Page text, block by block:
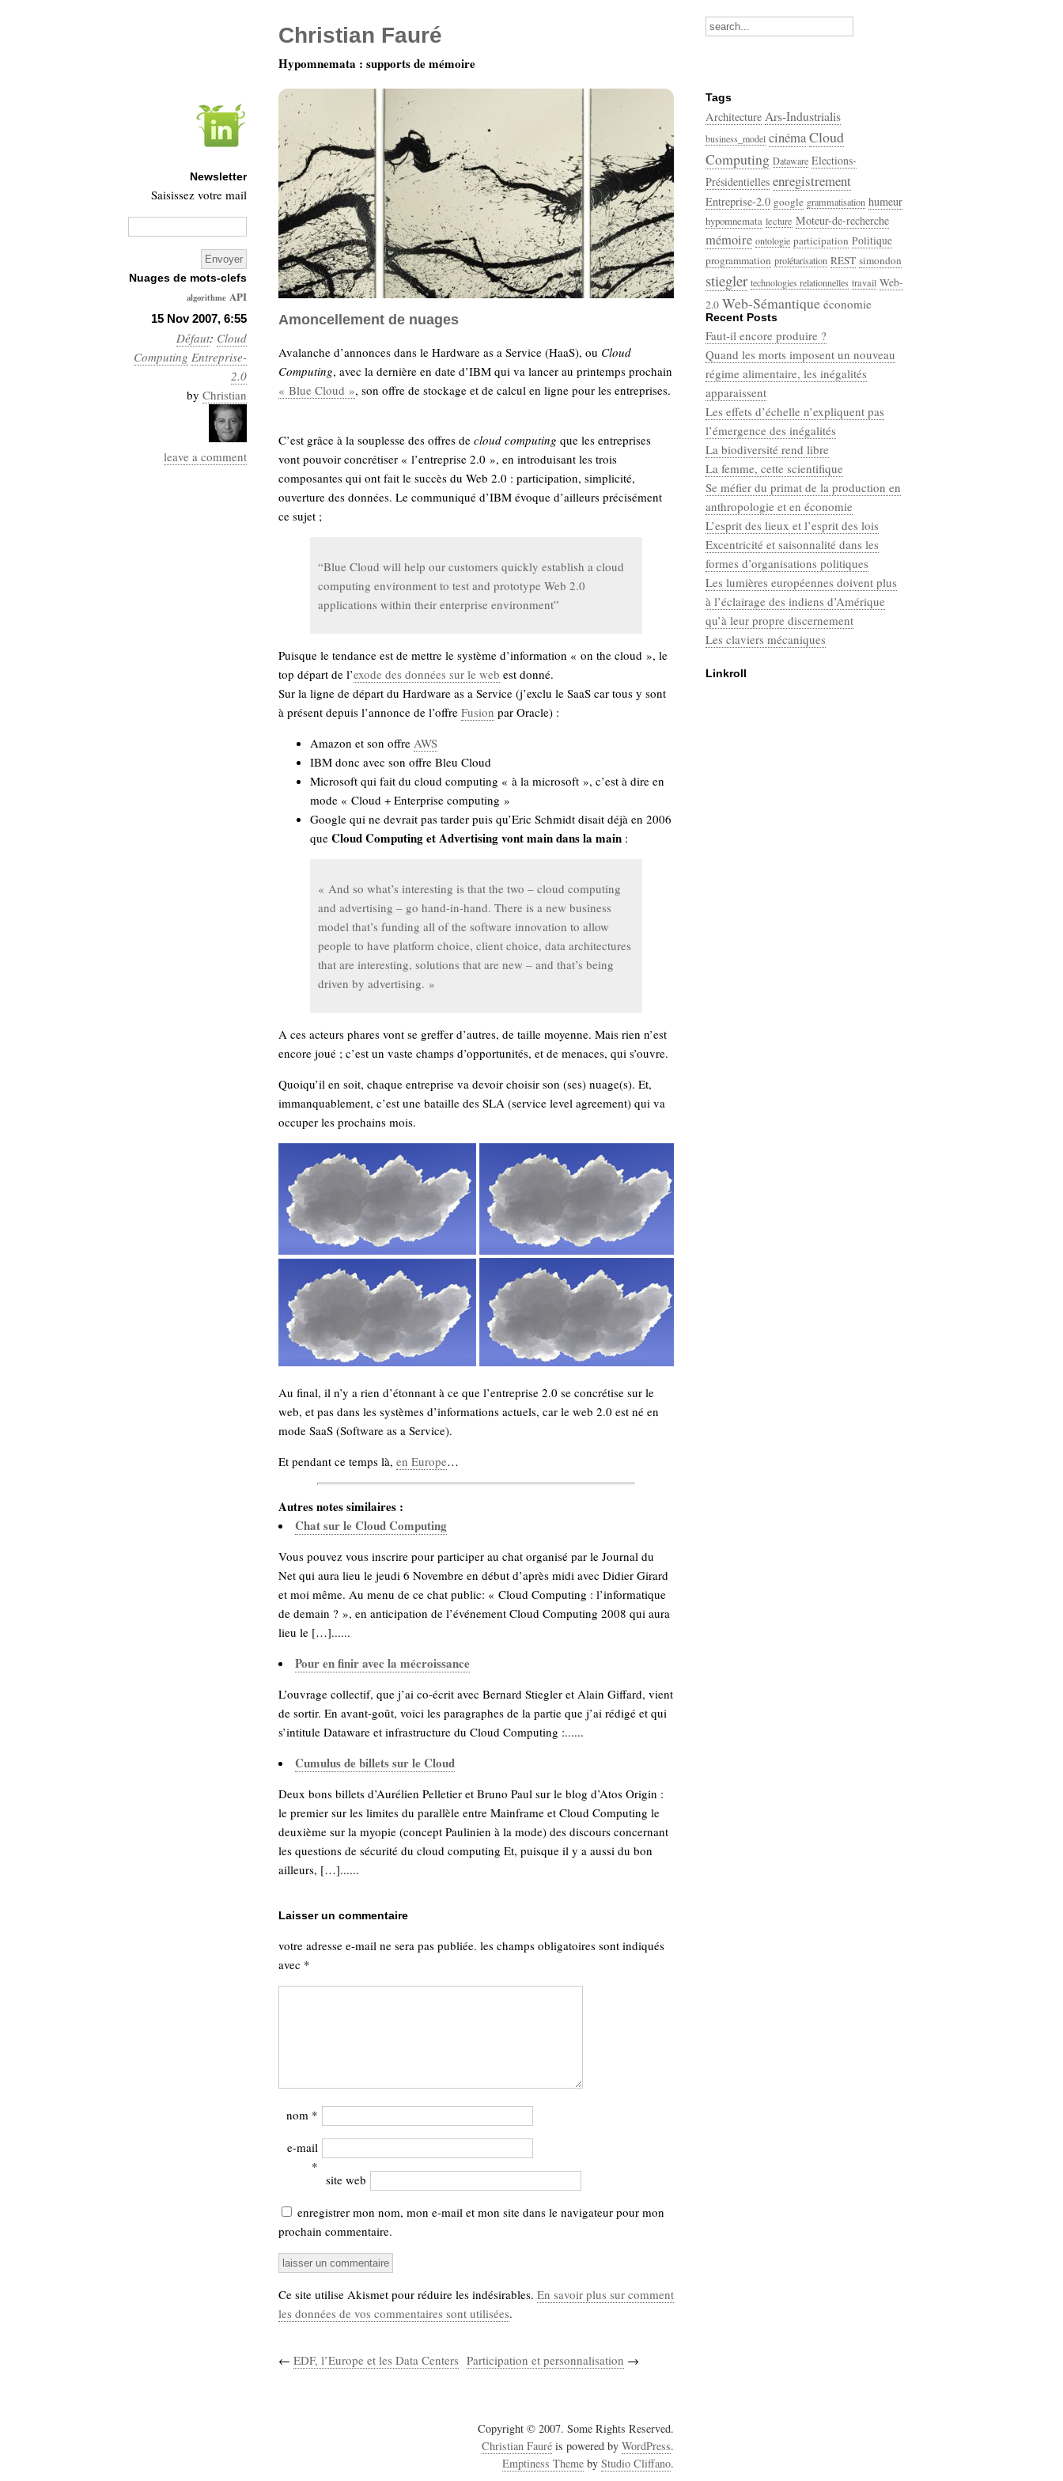
15 Nov 2007, 6:55
Défaut: Cloud
Computing Entreprise-
2.0
by Christian
leave a comment
Amoncellement de nuages
Avalanche d’annonces dans le Hardware as a Service (HaaS), ou Cloud
Computing, avec la dernière en date d’IBM qui va lancer au printemps prochain
« Blue Cloud », son offre de stockage et de calcul en ligne pour les entreprises.
C’est grâce à la souplesse des offres de cloud computing que les entreprises
vont pouvoir concrétiser « l’entreprise 2.0 », en introduisant les trois
composantes qui ont fait le succès du Web 2.0 : participation, simplicité,
ouverture des données. Le communiqué d’IBM évoque d’ailleurs précisément
ce sujet ;
“Blue Cloud will help our customers quickly establish a cloud
computing environment to test and prototype Web 2.0
applications within their enterprise environment”
Puisque le tendance est de mettre le système d’information « on the cloud », le
top départ de l’exode des données sur le web est donné.
Sur la ligne de départ du Hardware as a Service (j’exclu le SaaS car tous y sont
à présent depuis l’annonce de l’offre Fusion par Oracle) :
Amazon et son offre AWS
IBM donc avec son offre Bleu Cloud
Microsoft qui fait du cloud computing « à la microsoft », c’est à dire en
mode « Cloud + Enterprise computing »
Google qui ne devrait pas tarder puis qu’Eric Schmidt disait déjà en 2006
que Cloud Computing et Advertising vont main dans la main :
« And so what’s interesting is that the two – cloud computing
and advertising – go hand-in-hand. There is a new business
model that’s funding all of the software innovation to allow
people to have platform choice, client choice, data architectures
that are interesting, solutions that are new – and that’s being
driven by advertising. »
A ces acteurs phares vont se greffer d’autres, de taille moyenne. Mais rien n’est
encore joué ; c’est un vaste champs d’opportunités, et de menaces, qui s’ouvre.
Quoiqu’il en soit, chaque entreprise va devoir choisir son (ses) nuage(s). Et,
immanquablement, c’est une bataille des SLA (service level agreement) qui va
occuper les prochains mois.
Au final, il n’y a rien d’étonnant à ce que l’entreprise 2.0 se concrétise sur le
web, et pas dans les systèmes d’informations actuels, car le web 2.0 est né en
mode SaaS (Software as a Service).
Et pendant ce temps là, en Europe…
Autres notes similaires :
Chat sur le Cloud Computing
Vous pouvez vous inscrire pour participer au chat organisé par le Journal du
Net qui aura lieu le jeudi 6 Novembre en début d’après midi avec Didier Girard
et moi même. Au menu de ce chat public: « Cloud Computing : l’informatique
de demain ? », en anticipation de l’événement Cloud Computing 2008 qui aura
lieu le […]......
Pour en finir avec la mécroissance
L’ouvrage collectif, que j’ai co-écrit avec Bernard Stiegler et Alain Giffard, vient
de sortir. En avant-goût, voici les paragraphes de la partie que j’ai rédigé et qui
s’intitule Dataware et infrastructure du Cloud Computing :......
Cumulus de billets sur le Cloud
Deux bons billets d’Aurélien Pelletier et Bruno Paul sur le blog d’Atos Origin :
le premier sur les limites du parallèle entre Mainframe et Cloud Computing le
deuxième sur la myopie (concept Paulinien à la mode) des discours concernant
les questions de sécurité du cloud computing Et, puisque il y a aussi du bon
ailleurs, […]......
Laisser un commentaire
votre adresse e-mail ne sera pas publiée. les champs obligatoires sont indiqués
avec *
nom *
e-mail
*
site web
enregistrer mon nom, mon e-mail et mon site dans le navigateur pour mon
prochain commentaire.
Ce site utilise Akismet pour réduire les indésirables. En savoir plus sur comment
les données de vos commentaires sont utilisées.
← EDF, l’Europe et les Data Centers Participation et personnalisation →
Recent Posts
Faut-il encore produire ?
Quand les morts imposent un nouveau
régime alimentaire, les inégalités
apparaissent
Les effets d’échelle n’expliquent pas
l’émergence des inégalités
La biodiversité rend libre
La femme, cette scientifique
Se méfier du primat de la production en
anthropologie et en économie
L’esprit des lieux et l’esprit des lois
Excentricité et saisonnalité dans les
formes d’organisations politiques
Les lumières européennes doivent plus
à l’éclairage des indiens d’Amérique
qu’à leur propre discernement
Les claviers mécaniques
Linkroll
Copyright © 2007. Some Rights Reserved.
Christian Fauré is powered by WordPress.
Emptiness Theme by Studio Cliffano.
Christian Fauré
Hypomnemata : supports de mémoire
Newsletter
Saisissez votre mail
Nuages de mots-clefs
algorithme API
Architecture
Ars-
Industrialis
business_model
cinéma
Cloud
Tags
Architecture Ars-Industrialis
business_model cinémaCloud
Computing Dataware Elections-
Présidentielles enregistrement
Entreprise-2.0 google grammatisation humeur
hypomnemata lecture Moteur-de-recherche
mémoire ontologie participation Politique
programmation prolétarisation REST simondon
stiegler technologies relationnelles travail Web-
2.0 Web-Sémantique économie
écriture
Categories
Défaut